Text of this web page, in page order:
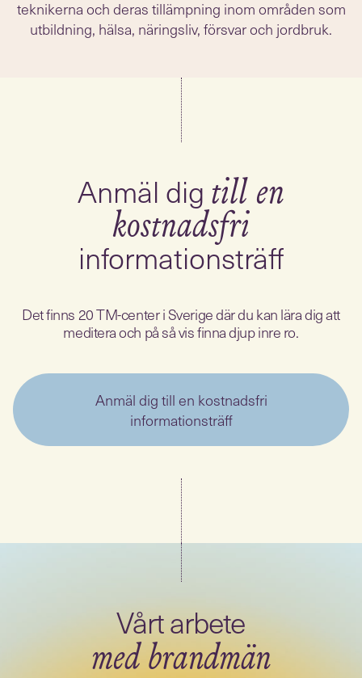
teknikerna och deras tillämpning inom områden som
utbildning, hälsa, näringsliv, försvar och jordbruk.
Anmäl dig till en
kostnadsfri
informationsträff
Det finns 20 TM-center i Sverige där du kan lära dig att
meditera och på så vis finna djup inre ro.
Anmäl dig till en kostnadsfri
informationsträff
Vårt arbete
med brandmän